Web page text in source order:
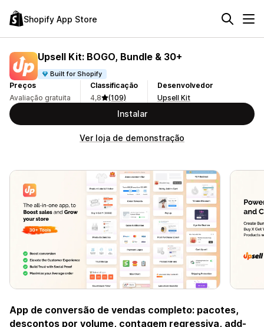
Shopify App Store
Upsell Kit: BOGO, Bundle & 30+
Built for Shopify
Preços
Avaliação gratuita
Classificação
4,8
(109)
Desenvolvedor
Upsell Kit
Instalar
Ver loja de demonstração
App de conversão de vendas completo: pacotes,
descontos por volume, contagem regressiva, add-